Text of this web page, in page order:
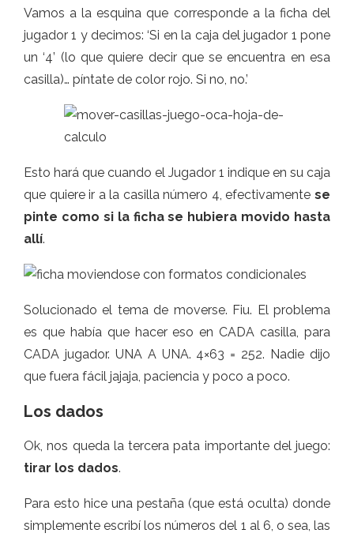
Vamos a la esquina que corresponde a la ficha del
jugador 1 y decimos: ‘Si en la caja del jugador 1 pone
un ‘4’ (lo que quiere decir que se encuentra en esa
casilla)… píntate de color rojo. Si no, no.’
Esto hará que cuando el Jugador 1 indique en su caja
que quiere ir a la casilla número 4, efectivamente se
pinte como si la ficha se hubiera movido hasta
allí.
Solucionado el tema de moverse. Fiu. El problema
es que había que hacer eso en CADA casilla, para
CADA jugador. UNA A UNA. 4×63 = 252. Nadie dijo
que fuera fácil jajaja, paciencia y poco a poco.
Los dados
Ok, nos queda la tercera pata importante del juego:
tirar los dados.
Para esto hice una pestaña (que está oculta) donde
simplemente escribí los números del 1 al 6, o sea, las